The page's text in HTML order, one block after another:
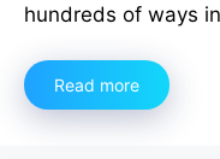
hundreds of ways
Read more